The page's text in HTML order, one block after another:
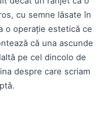
cu semne lăsate în
o operație estetică ce
că una ascunde
pe cel dincolo de
despre care scriam